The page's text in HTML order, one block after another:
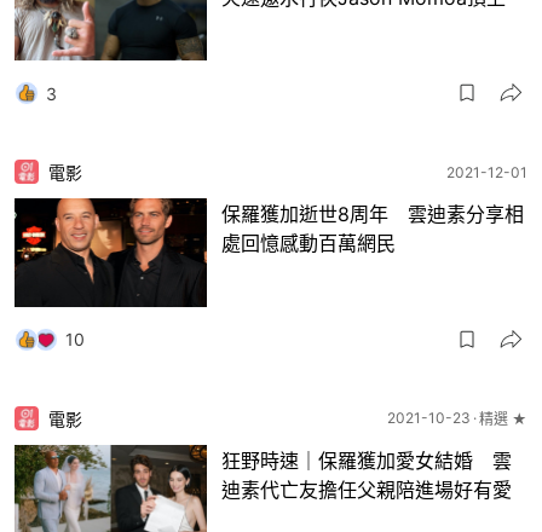
3
電影 2021-12-01
保羅獲加逝世8周年 雲迪素分享相
處回憶感動百萬網民
10
電影 2021-10-23 精選 ★
狂野時速｜保羅獲加愛女結婚 雲
迪素代亡友擔任父親陪進場好有愛